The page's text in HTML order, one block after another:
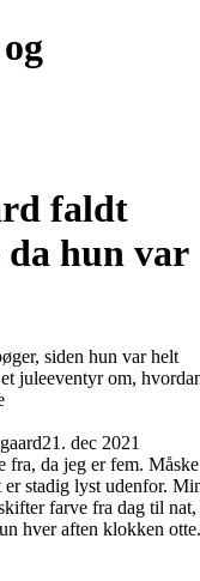
faldt
da hun var
siden hun var helt
juleeventyr om,
21. dec 2021
fra, da jeg er fem. Måske
er stadig lyst udenfor.
farve fra dag til nat,
hver aften klokken otte.